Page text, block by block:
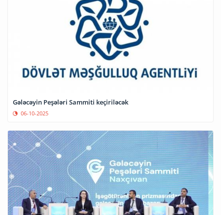
Gələcəyin Peşələri Sammiti keçiriləcək
06-10-2025